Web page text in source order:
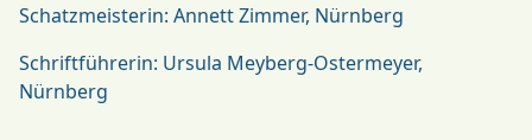
Schatzmeisterin: Annett Zimmer, Nürnberg
Schriftführerin: Ursula Meyberg-Ostermeyer,
Nürnberg